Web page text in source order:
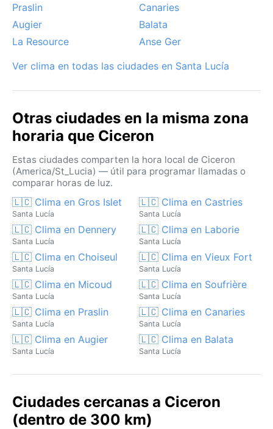
Praslin
Canaries
Augier
Balata
La Resource
Anse Ger
Ver clima en todas las ciudades en Santa Lucía
Otras ciudades en la misma zona
horaria que Ciceron
Estas ciudades comparten la hora local de Ciceron
(America/St_Lucia) — útil para programar llamadas o
comparar horas de luz.
🇱🇨 Clima en Gros Islet
Santa Lucía
🇱🇨 Clima en Castries
Santa Lucía
🇱🇨 Clima en Dennery
Santa Lucía
🇱🇨 Clima en Laborie
Santa Lucía
🇱🇨 Clima en Choiseul
Santa Lucía
🇱🇨 Clima en Vieux Fort
Santa Lucía
🇱🇨 Clima en Micoud
Santa Lucía
🇱🇨 Clima en Soufrière
Santa Lucía
🇱🇨 Clima en Praslin
Santa Lucía
🇱🇨 Clima en Canaries
Santa Lucía
🇱🇨 Clima en Augier
Santa Lucía
🇱🇨 Clima en Balata
Santa Lucía
Ciudades cercanas a Ciceron
(dentro de 300 km)